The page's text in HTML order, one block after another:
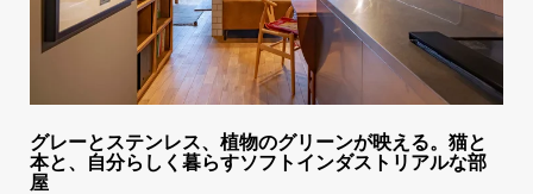
グレーとステンレス、植物のグリーンが映える。猫と
本と、自分らしく暮らすソフトインダストリアルな部
屋